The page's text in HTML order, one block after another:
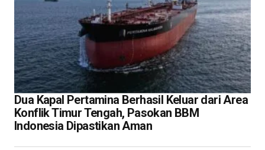
Dua Kapal Pertamina Berhasil Keluar dari Area
Konflik Timur Tengah, Pasokan BBM
Indonesia Dipastikan Aman